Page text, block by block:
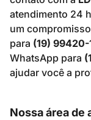
atendimento 24
um
para (19) 99420-
WhatsApp para
ajudar você a
Nossa área